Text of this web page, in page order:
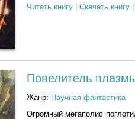
Читать книгу Скачать книгу
Повелитель
Жанр: Научная фантастика
Огромный мегаполис